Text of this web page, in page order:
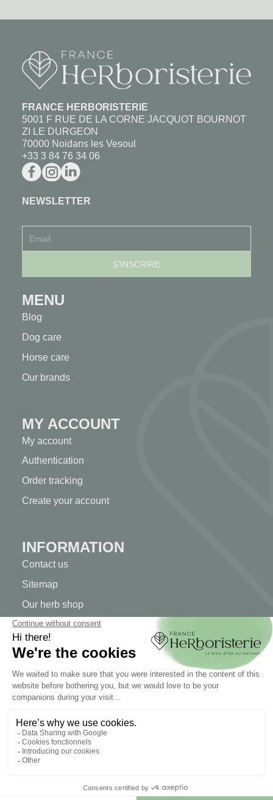
FRANCE HERBORISTERIE
5001 F RUE DE LA CORNE JACQUOT BOURNOT
ZI LE DURGEON
70000 Noidans les Vesoul
+33 3 84 76 34 06
NEWSLETTER
MENU
Blog
Dog care
Horse care
Our brands
MY ACCOUNT
My account
Authentication
Order tracking
Create your account
INFORMATION
Contact us
Sitemap
Our herb shop
Delivery
Secure payment
TERMS OF USE
Terms and conditions of sale
Clic